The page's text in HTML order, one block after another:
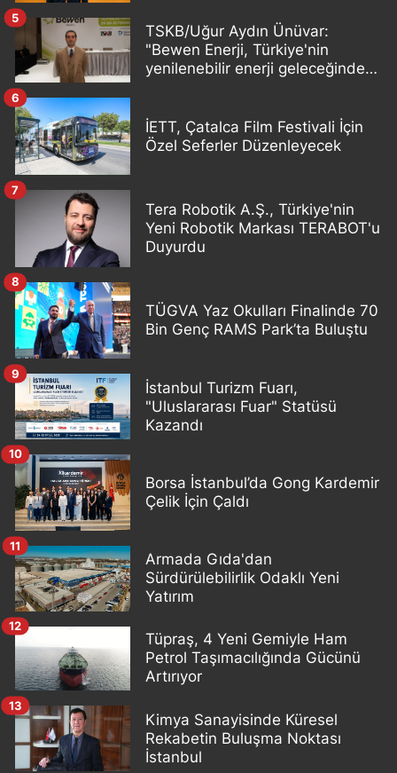
TSKB/Uğur Aydın Ünüvar:
"Bewen Enerji, Türkiye'nin
yenilenebilir enerji geleceğinde
5
İETT, Çatalca Film Festivali İçin
Özel Seferler Düzenleyecek
6
Tera Robotik A.Ş., Türkiye'nin
Yeni Robotik Markası TERABOT'u
Duyurdu
7
TÜGVA Yaz Okulları Finalinde 70
Bin Genç RAMS Park’ta Buluştu
8
İstanbul Turizm Fuarı,
"Uluslararası Fuar" Statüsü
Kazandı
9
Borsa İstanbul’da Gong Kardemir
Çelik İçin Çaldı
10
Armada Gıda'dan
Sürdürülebilirlik Odaklı Yeni
Yatırım
11
Tüpraş, 4 Yeni Gemiyle Ham
Petrol Taşımacılığında Gücünü
Artırıyor
12
Kimya Sanayisinde Küresel
Rekabetin Buluşma Noktası
İstanbul
13